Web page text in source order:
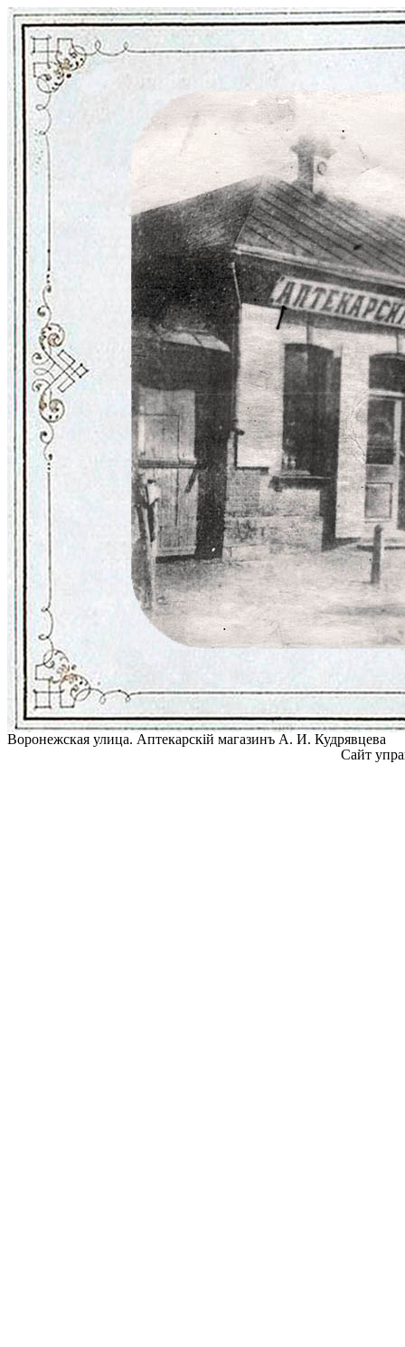
Воронежская улица. Аптекарскiй магазинъ А. И. Кудрявцева
Сайт